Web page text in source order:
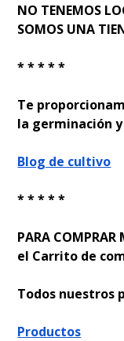
NO TENEMOS
SOMOS UNA
* * * * *
Te
la germinación
Blog de cultivo
* * * * *
PARA
el Carrito de
Todos nuestros
Productos